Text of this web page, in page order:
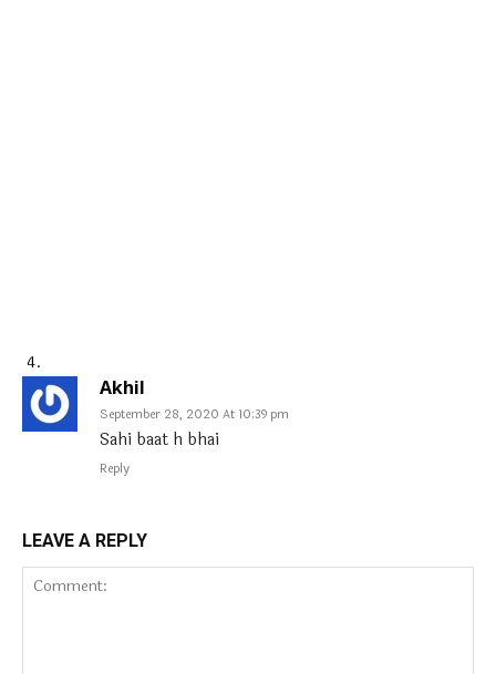
Akhil
September 28, 2020 At 10:39 pm
Sahi baat h bhai
Reply
LEAVE A REPLY